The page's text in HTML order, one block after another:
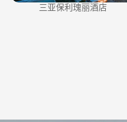
三亚保利瑰丽酒店